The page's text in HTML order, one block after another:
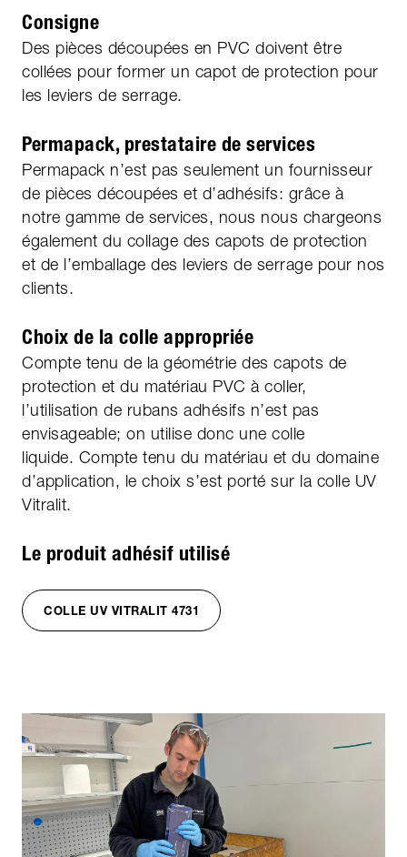
Consigne
Des pièces découpées en PVC doivent être
collées pour former un capot de protection pour
les leviers de serrage.
Permapack, prestataire de services
Permapack n’est pas seulement un fournisseur
de pièces découpées et d’adhésifs: grâce à
notre gamme de services, nous nous chargeons
également du collage des capots de protection
et de l’emballage des leviers de serrage pour nos
clients.
Choix de la colle appropriée
Compte tenu de la géométrie des capots de
protection et du matériau PVC à coller,
l’utilisation de rubans adhésifs n’est pas
envisageable; on utilise donc une colle
liquide. Compte tenu du matériau et du domaine
d’application, le choix s’est porté sur la colle UV
Vitralit.
Le produit adhésif utilisé
COLLE UV VITRALIT 4731